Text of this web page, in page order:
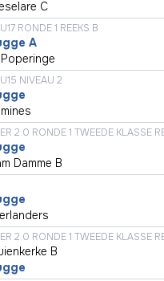
C
RONDE 1 REEKS B
A
NIVEAU 2
2.0 RONDE 1 TWEEDE KLASSE
Damme B
2.0 RONDE 1 TWEEDE KLASSE
B